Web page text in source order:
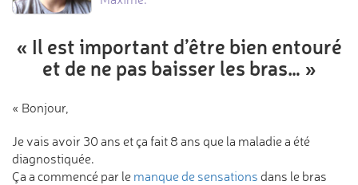
« Il est important d’être bien entouré
et de ne pas baisser les bras… »
« Bonjour,
Je vais avoir 30 ans et ça fait 8 ans que la maladie a été
diagnostiquée.
Ça a commencé par le manque de sensations dans le bras